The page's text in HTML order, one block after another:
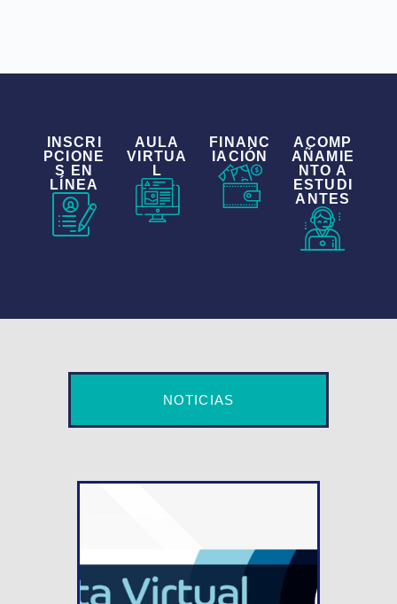
INSCRI
PCIONE
S EN
LÍNEA
AULA
VIRTUA
L
FINANC
IACIÓN
ACOMP
AÑAMIE
NTO A
ESTUDI
ANTES
NOTICIAS